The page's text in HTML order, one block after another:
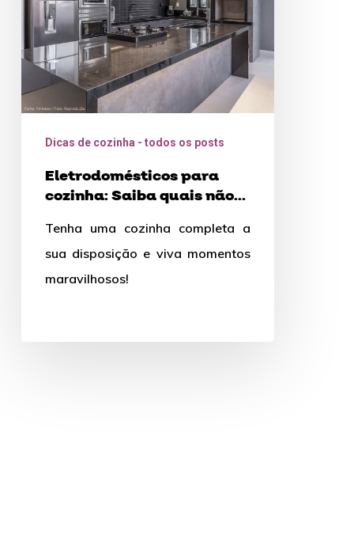
quais
não
podem
faltar
Dicas de cozinha - todos os posts
Eletrodomésticos para
cozinha: Saiba quais não
Tenha uma cozinha completa a
sua disposição e viva momentos
maravilhosos!